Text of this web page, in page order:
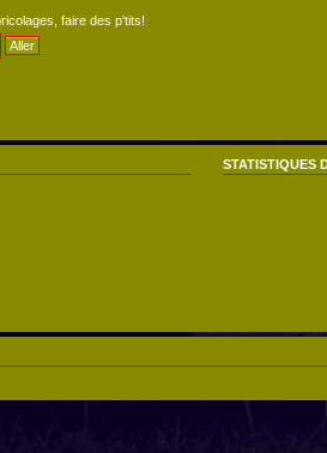
faire des p'tits!
STATISTIQUES